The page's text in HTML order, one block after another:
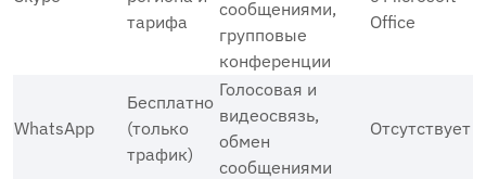
тарифа
сообщениями,
групповые
конференции
Office
WhatsApp
Бесплатно
(только
трафик)
Голосовая и
видеосвязь,
обмен
сообщениями
Отсутствует